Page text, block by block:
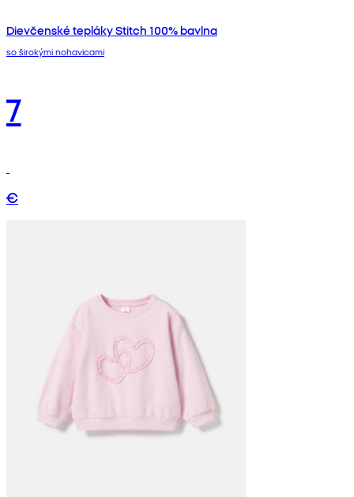
Dievčenské tepláky Stitch 100% bavlna
so širokými nohavicami
7
€